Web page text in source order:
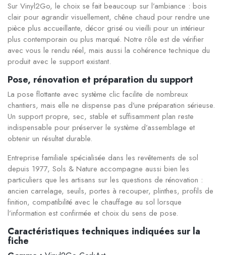
Sur Vinyl2Go, le choix se fait beaucoup sur l’ambiance : bois
clair pour agrandir visuellement, chêne chaud pour rendre une
pièce plus accueillante, décor grisé ou vieilli pour un intérieur
plus contemporain ou plus marqué. Notre rôle est de vérifier
avec vous le rendu réel, mais aussi la cohérence technique du
produit avec le support existant.
Pose, rénovation et préparation du support
La pose flottante avec système clic facilite de nombreux
chantiers, mais elle ne dispense pas d’une préparation sérieuse.
Un support propre, sec, stable et suffisamment plan reste
indispensable pour préserver le système d’assemblage et
obtenir un résultat durable.
Entreprise familiale spécialisée dans les revêtements de sol
depuis 1977, Sols & Nature accompagne aussi bien les
particuliers que les artisans sur les questions de rénovation :
ancien carrelage, seuils, portes à recouper, plinthes, profils de
finition, compatibilité avec le chauffage au sol lorsque
l’information est confirmée et choix du sens de pose.
Caractéristiques techniques indiquées sur la
fiche